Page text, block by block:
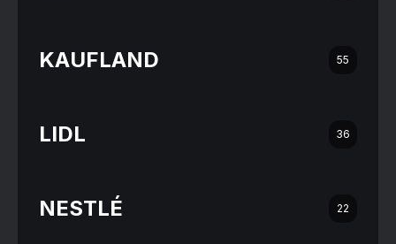
KAUFLAND 55
LIDL 36
NESTLÉ 22